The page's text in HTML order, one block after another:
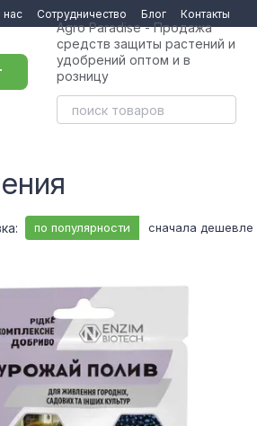
нас Сотрудничество Блог Контакты
Agro Paradise - Продажа
средств защиты растений и
удобрений оптом и в
розницу
по популярности сначала дешевле